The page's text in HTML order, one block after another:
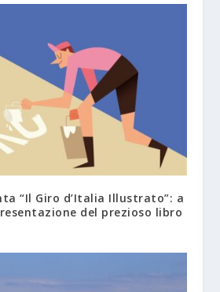
“Il Giro d’Italia Illustrato”: a
del prezioso libro